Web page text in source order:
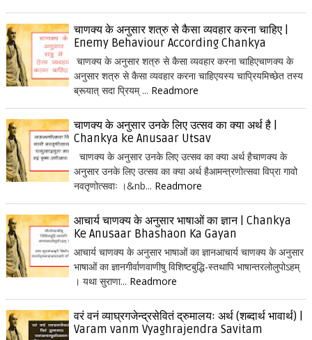
चाणक्य के अनुसार शत्रु से कैसा व्यवहार करना चाहिए |
Enemy Behaviour According Chankya
चाणक्य के अनुसार शत्रु से कैसा व्यवहार करना चाहिएचाणक्य के
अनुसार शत्रु से कैसा व्यवहार करना चाहिएयस्य चाप्रियमिच्छेत तस्य
ब्रूयात् सदा प्रियम् ... Readmore
चाणक्य के अनुसार उनके लिए उत्सव का क्या अर्थ है |
Chankya ke Anusaar Utsav
चाणक्य के अनुसार उनके लिए उत्सव का क्या अर्थ हैचाणक्य के
अनुसार उनके लिए उत्सव का क्या अर्थ हैआमन्त्रणोत्सवा विप्रा गावो
नवतृणोत्सवाः ।&nb... Readmore
आचार्य चाणक्य के अनुसार भाषाओं का ज्ञान | Chankya
Ke Anusaar Bhashaon Ka Gayan
आचार्य चाणक्य के अनुसार भाषाओं का ज्ञानआचार्य चाणक्य के अनुसार
भाषाओं का ज्ञानगीर्वाणवाणीषु विशिष्टबुद्धि-स्तथापि भाषान्तरलोलुपोऽहम्
। यथा सुराणा... Readmore
वरं वनं व्याघ्रगजेन्द्रसेवितं द्रुमालयः अर्थ (शब्दार्थ भावार्थ) |
Varam vanm Vyaghrajendra Savitam